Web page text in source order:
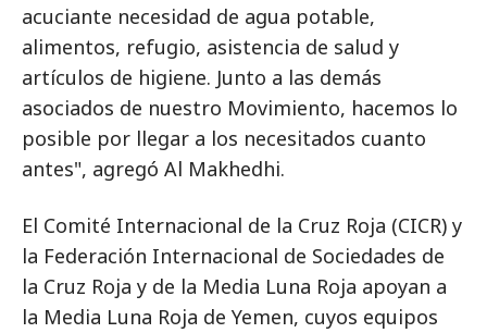
acuciante necesidad de agua potable,
alimentos, refugio, asistencia de salud y
artículos de higiene. Junto a las demás
asociados de nuestro Movimiento, hacemos lo
posible por llegar a los necesitados cuanto
antes", agregó Al Makhedhi.
El Comité Internacional de la Cruz Roja (CICR) y
la Federación Internacional de Sociedades de
la Cruz Roja y de la Media Luna Roja apoyan a
la Media Luna Roja de Yemen, cuyos equipos